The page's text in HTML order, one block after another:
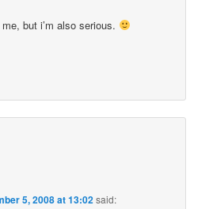
but i’m also serious.
5, 2008 at 13:02said: